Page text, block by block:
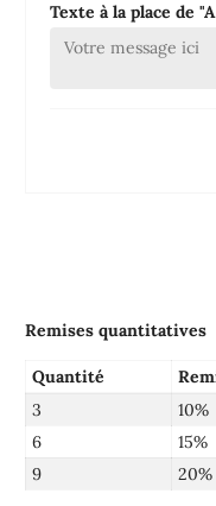
Texte à la place de
Remises quantitatives
Quantité
3
10%
6
15%
9
20%